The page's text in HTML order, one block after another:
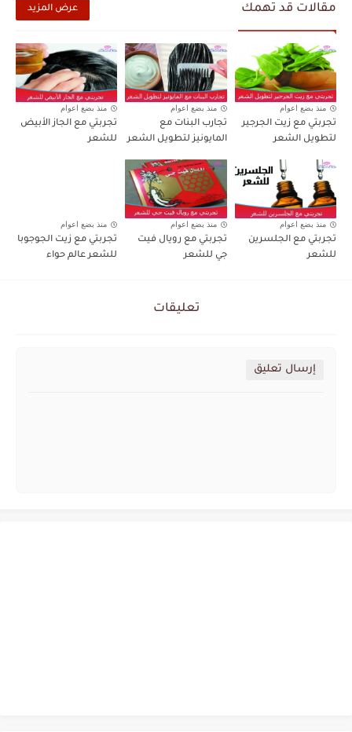
مقالات قد تهمك عرض المزيد
منذ بضع اعوام
تجربتي مع زيت الجرجير
لتطويل الشعر
منذ بضع اعوام
تجارب البنات مع
المايونيز لتطويل الشعر
منذ بضع اعوام
تجربتي مع الجاز الأبيض
للشعر
منذ بضع اعوام
تجربتي مع الجلسرين
للشعر
منذ بضع اعوام
تجربتي مع رويال فيت
جي للشعر
منذ بضع اعوام
تجربتي مع زيت الجوجوبا
للشعر عالم حواء
تعليقات
إرسال تعليق